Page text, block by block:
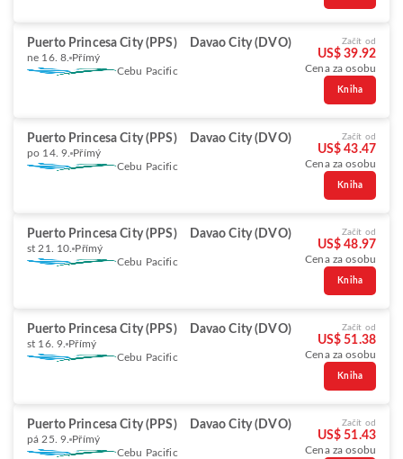
Puerto Princesa City (PPS) Davao City (DVO)
ne 16. 8. Přímý
Cebu Pacific
Začít od
US$ 39.92
Cena za osobu
Kniha
Puerto Princesa City (PPS) Davao City (DVO)
po 14. 9. Přímý
Cebu Pacific
Začít od
US$ 43.47
Cena za osobu
Kniha
Puerto Princesa City (PPS) Davao City (DVO)
st 21. 10. Přímý
Cebu Pacific
Začít od
US$ 48.97
Cena za osobu
Kniha
Puerto Princesa City (PPS) Davao City (DVO)
st 16. 9. Přímý
Cebu Pacific
Začít od
US$ 51.38
Cena za osobu
Kniha
Puerto Princesa City (PPS) Davao City (DVO)
pá 25. 9. Přímý
Cebu Pacific
Začít od
US$ 51.43
Cena za osobu